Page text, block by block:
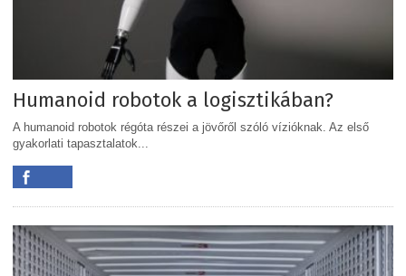
Humanoid robotok a logisztikában?
A humanoid robotok régóta részei a jövőről szóló vízióknak. Az első
gyakorlati tapasztalatok...